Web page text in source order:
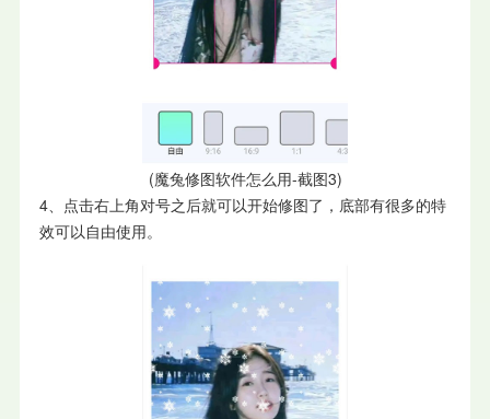
(魔兔修图软件怎么用-截图3)
4、点击右上角对号之后就可以开始修图了，底部有很多的特
效可以自由使用。